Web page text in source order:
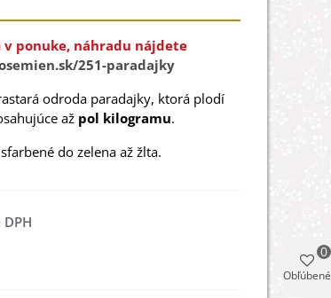
v ponuke, náhradu nájdete
251-paradajky
odroda paradajky, ktorá plodí
až pol kilogramu.
do zelena až žlta.
Obľúbené
0